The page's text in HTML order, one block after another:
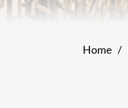
Home /